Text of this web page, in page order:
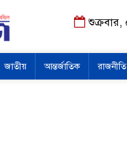
জাতীয় আন্তর্জাতিক রাজনীতি